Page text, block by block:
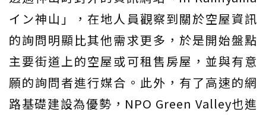
イン神山」，在地人員觀察到關於空屋資訊
的詢問明顯比其他需求更多，於是開始盤點
主要街道上的空屋或可租售房屋，並與有意
願的詢問者進行媒合。此外，有了高速的網
路基礎建設為優勢，NPO Green Valley也進